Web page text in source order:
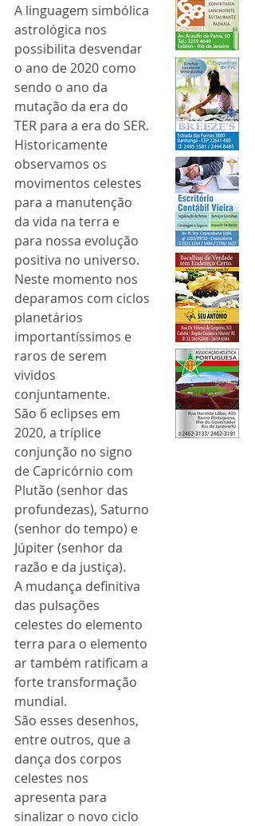
A linguagem simbólica
astrológica nos
possibilita desvendar
o ano de 2020 como
sendo o ano da
mutação da era do
TER para a era do SER.
Historicamente
observamos os
movimentos celestes
para a manutenção
da vida na terra e
para nossa evolução
positiva no universo.
Neste momento nos
deparamos com ciclos
planetários
importantíssimos e
raros de serem
vividos
conjuntamente.
São 6 eclipses em
2020, a tríplice
conjunção no signo
de Capricórnio com
Plutão (senhor das
profundezas), Saturno
(senhor do tempo) e
Júpiter (senhor da
razão e da justiça).
A mudança definitiva
das pulsações
celestes do elemento
terra para o elemento
ar também ratificam a
forte transformação
mundial.
São esses desenhos,
entre outros, que a
dança dos corpos
celestes nos
apresenta para
sinalizar o novo ciclo